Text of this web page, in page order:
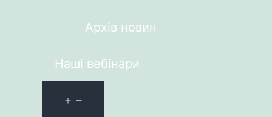
Архів новин
Наші вебінари